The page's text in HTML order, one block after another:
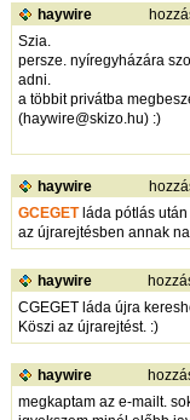
haywire
Szia.
persze. nyíregyházára
adni.
a többit privátba
(haywire@skizo.hu) :)
haywire
GCEGETláda pótlás után
az újrarejtésben annak
haywire
CGEGET láda újra
Köszi az újrarejtést. :)
haywire
megkaptam az e-mailt.